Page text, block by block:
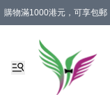
購物滿1000港元，可享包郵